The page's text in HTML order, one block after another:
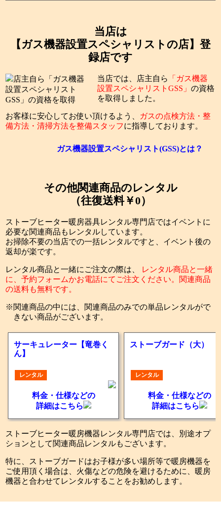
当店は
【ガス機器設置スペシャリストの店】登
録店です
当店では、店主自ら
「ガス機器
設置スペシャリストGSS」の資格
を取得しました。
お客様に安心してお使い頂けるよう、
ガスの点検方法・整
備方法・清掃方法を整備スタッフに指導しております。
ガス機器設置スペシャリスト(GSS)とは？
その他関連商品のレンタル
（往復送料￥0）
ストーブヒーター暖房器具レンタル専門店ではイベントに
必要な関連商品もレンタルしています。
お掃除不要の当店での一括レンタルですと、イベント後の
返却が楽です。
レンタル商品と一緒にご注文の際は、
レンタル商品と一緒
に、予約フォームかお電話にてご注文ください。関連商品
の送料も無料です。
関連商品の中には、関連商品のみでの単品レンタルがで
きない商品がございます。
サーキュレーター【竜巻く
ん】
レンタル
料金・仕様などの
詳細はこちら
ストーブガード（大）
レンタル
料金・仕様などの
詳細はこちら
ストーブヒーター暖房機器レンタル専門店では、別途オプ
ションとして関連商品レンタルもございます。
特に、ストーブガードはお子様が多い場所等で暖房機器を
ご使用頂く場合は、火傷などの危険を避けるために、暖房
機器と合わせてレンタルすることをお勧めします。